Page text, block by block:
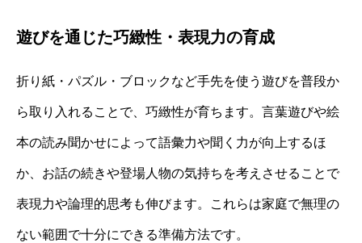
遊びを通じた巧緻性・表現力の育成
折り紙・パズル・ブロックなど手先を使う遊びを普段か
ら取り入れることで、巧緻性が育ちます。言葉遊びや絵
本の読み聞かせによって語彙力や聞く力が向上するほ
か、お話の続きや登場人物の気持ちを考えさせることで
表現力や論理的思考も伸びます。これらは家庭で無理の
ない範囲で十分にできる準備方法です。